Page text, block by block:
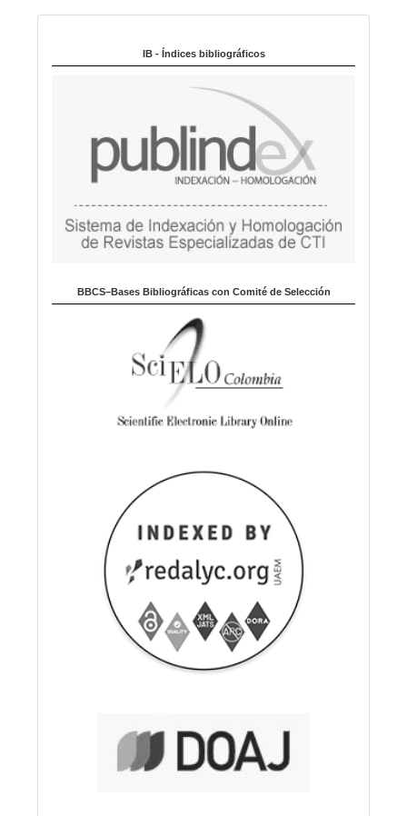
m
IB - Índices bibliográficos
BBCS–Bases Bibliográficas con Comité de Selección